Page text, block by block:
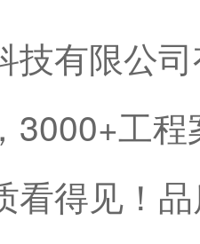
技有限公
3000+工
看得见！